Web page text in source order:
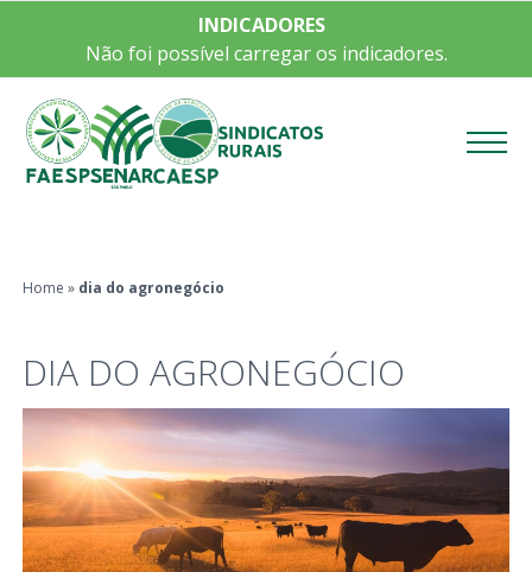
INDICADORES
Não foi possível carregar os indicadores.
Home » dia do agronegócio
DIA DO AGRONEGÓCIO